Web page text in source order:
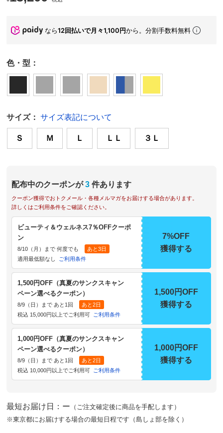
なら12回払いで月々1,100円から。分割手数料無料
色・型：
サイズ： サイズ表記について
Ｓ Ｍ Ｌ ＬＬ ３Ｌ
配布中のクーポンが 3 件あります
クーポン獲得でおトクメール・各種メルマガをお届けする場合があります。
詳しくはご利用条件をご確認ください。
ビューティ＆ウェルネス7％OFFクーポ
ン
8/10（月）まで 何度でも
あと3日
適用最低額なし
ご利用条件
7%OFF
獲得する
1,500円OFF（真夏のサンクスキャン
ペーン選べるクーポン）
8/9（日）まで あと1回
あと2日
税込 15,000円以上でご利用可
ご利用条件
1,500円OFF
獲得する
1,000円OFF（真夏のサンクスキャン
ペーン選べるクーポン）
8/9（日）まで あと1回
あと2日
税込 10,000円以上でご利用可
ご利用条件
1,000円OFF
獲得する
最短お届け日：ー （ご注文確定後に商品を手配します）
※東京都にお届けする場合の最短日程です（島しょ部を除く）